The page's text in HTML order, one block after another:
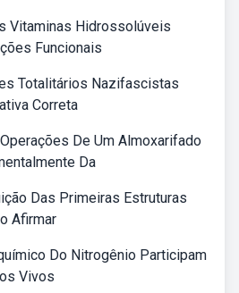
Vitaminas Hidrossolúveis
Funcionais
Totalitários Nazifascistas
Correta
De Um Almoxarifado
Da
Das Primeiras Estruturas
Afirmar
Do Nitrogênio Participam
Vivos